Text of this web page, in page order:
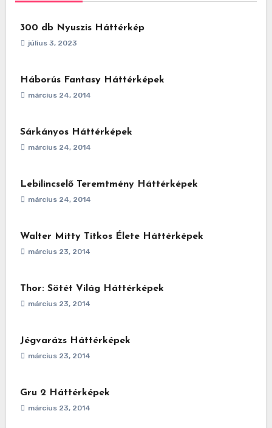
300 db Nyuszis Háttérkép
július 3, 2023
Háborús Fantasy Háttérképek
március 24, 2014
Sárkányos Háttérképek
március 24, 2014
Lebilincselő Teremtmény Háttérképek
március 24, 2014
Walter Mitty Titkos Élete Háttérképek
március 23, 2014
Thor: Sötét Világ Háttérképek
március 23, 2014
Jégvarázs Háttérképek
március 23, 2014
Gru 2 Háttérképek
március 23, 2014